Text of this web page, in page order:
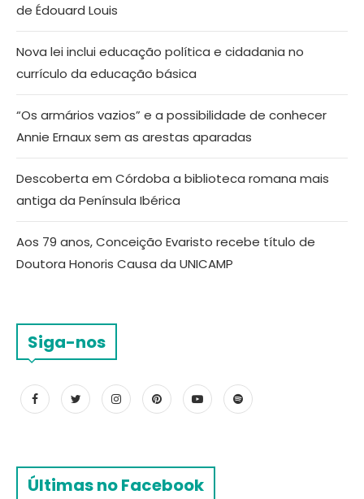
de Édouard Louis
Nova lei inclui educação política e cidadania no
currículo da educação básica
“Os armários vazios” e a possibilidade de conhecer
Annie Ernaux sem as arestas aparadas
Descoberta em Córdoba a biblioteca romana mais
antiga da Península Ibérica
Aos 79 anos, Conceição Evaristo recebe título de
Doutora Honoris Causa da UNICAMP
Siga-nos
Últimas no Facebook